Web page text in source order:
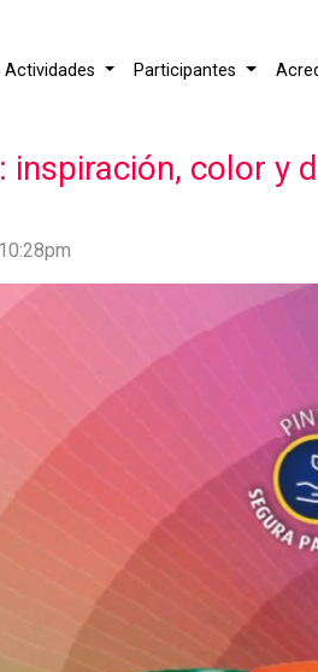
Actividades Participantes
inspiración, color y